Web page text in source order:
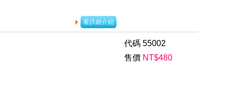
看詳細介紹
代碼 55002
售價 NT$480